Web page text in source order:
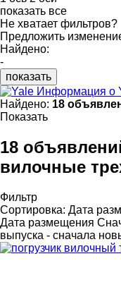
показать все
Не хватает фильтров?
Предложить
Найдено:
-
показать
Информация о
Найдено: 18
Показать
18
вилочные
Фильтр
Сортировка: Дата
Дата размещения
выпуска - сначала